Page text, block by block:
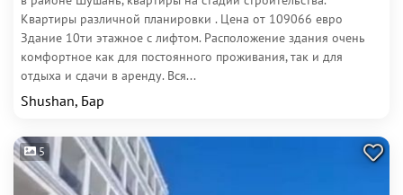
Квартиры различной планировки . Цена от 109066 евро
Здание 10ти этажное с лифтом. Расположение здания очень
комфортное как для постоянного проживания, так и для
отдыха и сдачи в аренду. Вся...
Shushan, Бар
5